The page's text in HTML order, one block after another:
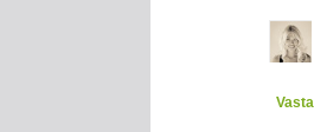
Vasta